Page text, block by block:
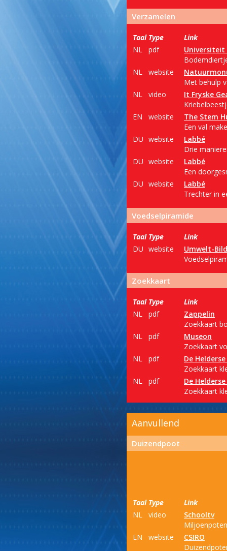
Verzamelen
Taal Type
Link
NL
pdf
NL
website
Met behulp
NL
video
It Fryske
EN
website
The Stem
Een val
DU website
Labbé
Drie
DU website
Labbé
Een
DU website
Labbé
Trechter in
Voedselpiramide
Taal Type
Link
DU website
Umwelt-
Zoekkaart
Taal Type
Link
NL
pdf
Zappelin
Zoekkaart
NL
pdf
Museon
Zoekkaart
NL
pdf
De
Zoekkaart
NL
pdf
De
Zoekkaart
Aanvullend
Duizendpoot
Taal Type
Link
NL
video
Schooltv
EN
website
CSIRO